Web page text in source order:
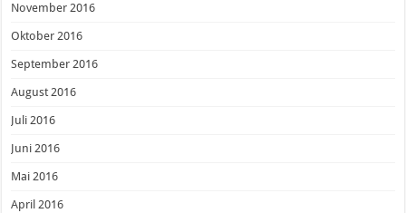
November 2016
Oktober 2016
September 2016
August 2016
Juli 2016
Juni 2016
Mai 2016
April 2016